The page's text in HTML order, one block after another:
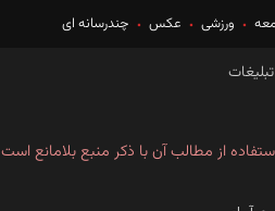
ورزشی عکس چندرسانه ای
تبلیغات
از مطالب آن با ذکر منبع بلامانع است